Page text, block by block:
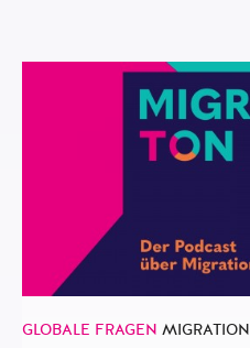
GLOBALE FRAGEN MIGRATION